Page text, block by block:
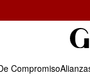
✓
Compromiso